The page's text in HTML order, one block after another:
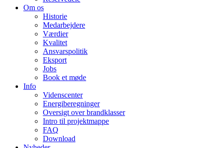
Om os
Historie
Medarbejdere
Værdier
Kvalitet
Ansvarspolitik
Eksport
Jobs
Book et møde
Info
Videnscenter
Energiberegninger
Oversigt over brandklasser
Intro til projektmappe
FAQ
Download